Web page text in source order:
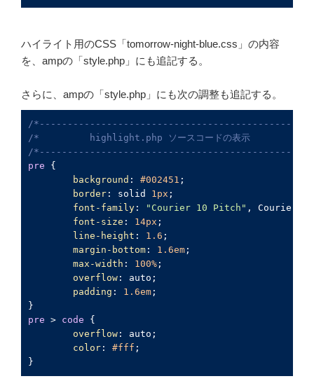
ハイライト用のCSS「tomorrow-night-blue.css」の内容
を、ampの「style.php」にも追記する。
さらに、ampの「style.php」にも次の調整も追記する。
/
/*         highlight.php ソースコードの表示
/
pre {
background : #002451 ;
border : solid 1px ;
font-family : "Courier 10 Pitch" , Courier,
font-size : 14px ;
line-height : 1.6 ;
margin-bottom : 1.6em ;
max-width : 100% ;
overflow : auto;
padding : 1.6em ;
pre > code {
overflow : auto;
color : #fff ;
}